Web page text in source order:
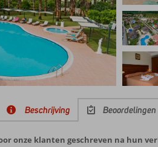
Beschrijving Beoordelingen
onze klanten geschreven na hun